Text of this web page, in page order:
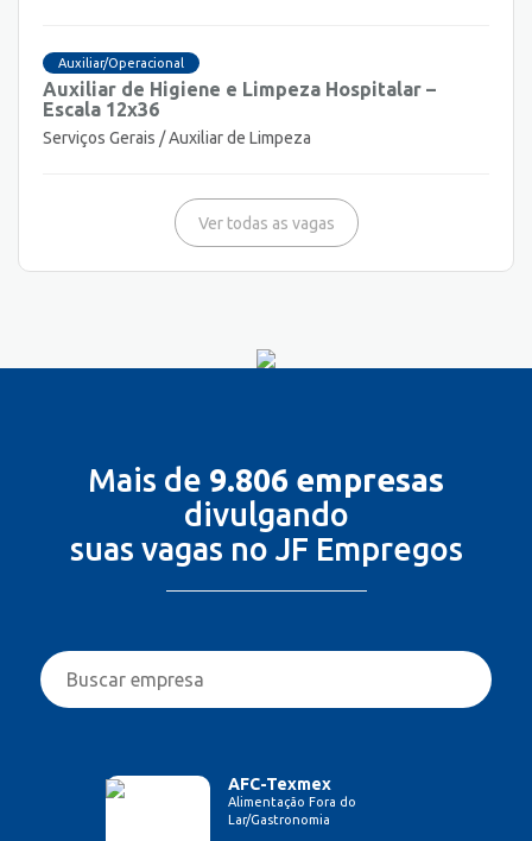
Auxiliar/Operacional
Auxiliar de Higiene e Limpeza Hospitalar –
Escala 12x36
Serviços Gerais / Auxiliar de Limpeza
Ver todas as vagas
Mais de 9.806 empresas
divulgando
suas vagas no JF Empregos
AFC-Texmex
Alimentação Fora do
Lar/Gastronomia